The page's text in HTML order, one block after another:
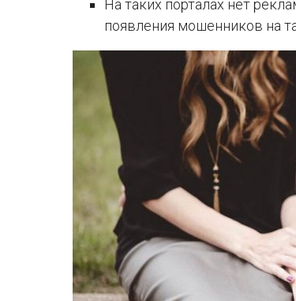
На таких порталах нет
появления мошенников на